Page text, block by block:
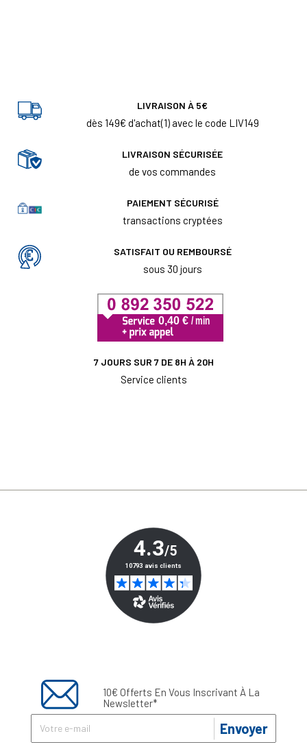
LIVRAISON À 5€
dès 149€ d'achat(1) avec le code LIV149
LIVRAISON SÉCURISÉE
de vos commandes
PAIEMENT SÉCURISÉ
transactions cryptées
SATISFAIT OU REMBOURSÉ
sous 30 jours
7 JOURS SUR 7 DE 8H À 20H
Service clients
10€ Offerts En Vous Inscrivant À La
Newsletter*
Envoyer